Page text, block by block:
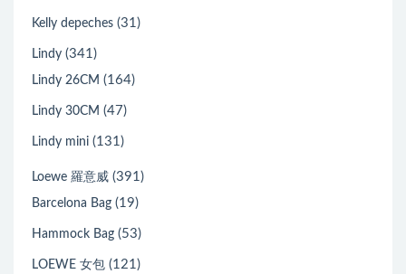
Kelly depeches (31)
Lindy (341)
Lindy 26CM (164)
Lindy 30CM (47)
Lindy mini (131)
Loewe 羅意威 (391)
Barcelona Bag (19)
Hammock Bag (53)
LOEWE 女包 (121)